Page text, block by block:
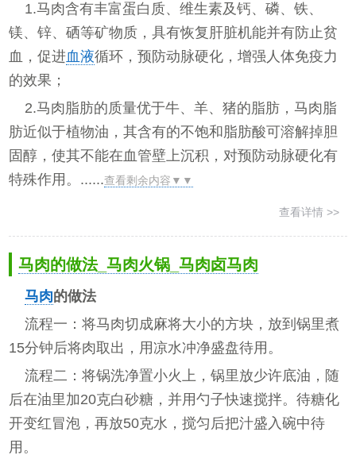
1.马肉含有丰富蛋白质、维生素及钙、磷、铁、
镁、锌、硒等矿物质，具有恢复肝脏机能并有防止贫
血，促进血液循环，预防动脉硬化，增强人体免疫力
的效果；
2.马肉脂肪的质量优于牛、羊、猪的脂肪，马肉脂
肪近似于植物油，其含有的不饱和脂肪酸可溶解掉胆
固醇，使其不能在血管壁上沉积，对预防动脉硬化有
特殊作用。......查看剩余内容▼▼
查看详情 >>
马肉的做法_马肉火锅_马肉卤马肉
马肉的做法
流程一：将马肉切成麻将大小的方块，放到锅里煮
15分钟后将肉取出，用凉水冲净盛盘待用。
流程二：将锅洗净置小火上，锅里放少许底油，随
后在油里加20克白砂糖，并用勺子快速搅拌。待糖化
开变红冒泡，再放50克水，搅匀后把汁盛入碗中待
用。